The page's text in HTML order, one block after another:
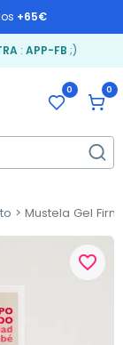
+65€
: APP-FB ;)
0 0
Mustela Gel
favorite_border